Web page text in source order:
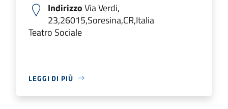
IndirizzoVia Verdi,
23,26015,Soresina,CR,Italia
Teatro Sociale
LEGGI DI PIÙ